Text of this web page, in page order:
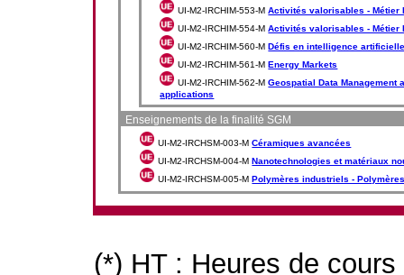
UI-M2-IRCHIM-553-MActivités valorisables - Métier
UI-M2-IRCHIM-554-MActivités valorisables - Métier
UI-M2-IRCHIM-560-MDéfis en intelligence
UI-M2-IRCHIM-561-MEnergy Markets
UI-M2-IRCHIM-562-MGeospatial Data
applications
Enseignements de la finalité SGM
UI-M2-IRCHSM-003-MCéramiques avancées
UI-M2-IRCHSM-004-MNanotechnologies et matériaux
UI-M2-IRCHSM-005-MPolymères industriels -
(*) HT : Heures de